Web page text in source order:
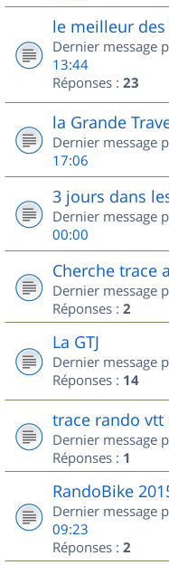
le meilleur des
Dernier message
13:44
Réponses : 23
la Grande
Dernier message
17:06
3 jours dans
Dernier message
00:00
Cherche trace
Dernier message
Réponses : 2
La GTJ
Dernier message
Réponses : 14
trace rando vtt
Dernier message
Réponses : 1
RandoBike
Dernier message
09:23
Réponses : 2